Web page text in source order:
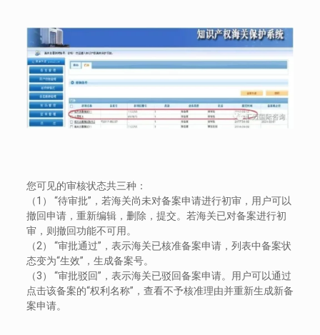
您可见的审核状态共三种：
（1） “待审批”，若海关尚未对备案申请进行初审，用户可以
撤回申请，重新编辑，删除，提交。若海关已对备案进行初
审，则撤回功能不可用。
（2） “审批通过”，表示海关已核准备案申请，列表中备案状
态变为“生效”，生成备案号。
（3） “审批驳回”，表示海关已驳回备案申请。用户可以通过
点击该备案的“权利名称”，查看不予核准理由并重新生成新备
案申请。